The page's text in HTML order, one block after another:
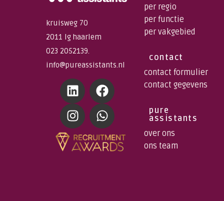
kruisweg 70
2011 lg haarlem
023 2052139.
info@pureassistants.nl
per regio
per functie
per vakgebied
contact
contact formulier
contact gegevens
pure
assistants
over ons
ons team